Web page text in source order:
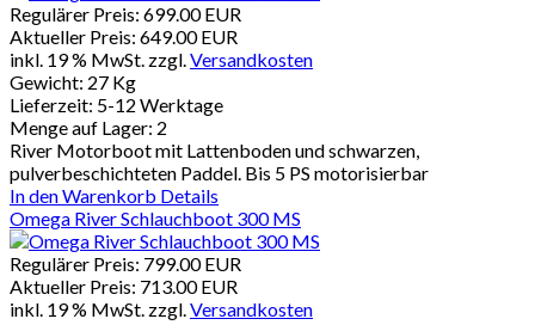
Regulärer Preis: 699.00 EUR
Aktueller Preis: 649.00 EUR
inkl. 19 % MwSt. zzgl.Versandkosten
Gewicht: 27 Kg
Lieferzeit: 5-12 Werktage
Menge auf Lager: 2
River Motorboot mit Lattenboden und schwarzen,
pulverbeschichteten Paddel. Bis 5 PS motorisierbar
In den Warenkorb Details
Omega River Schlauchboot 300 MS
Regulärer Preis: 799.00 EUR
Aktueller Preis: 713.00 EUR
inkl. 19 % MwSt. zzgl.Versandkosten